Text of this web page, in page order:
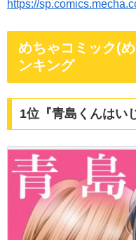
https://
めちゃコミック(
ンキング
1位『青島くんはい